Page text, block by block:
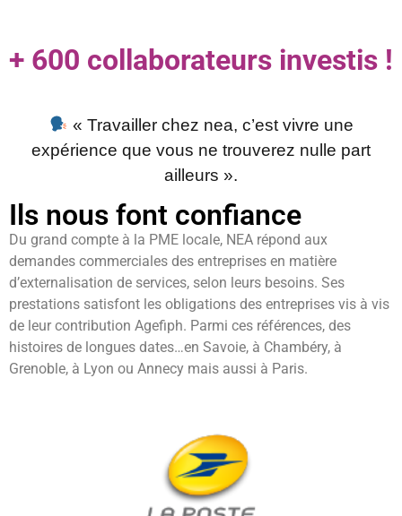
+ 600 collaborateurs investis !
« Travailler chez nea, c’est vivre une
expérience que vous ne trouverez nulle part
ailleurs ».
Ils nous font confiance
Du grand compte à la PME locale, NEA répond aux
demandes commerciales des entreprises en matière
d’externalisation de services, selon leurs besoins. Ses
prestations satisfont les obligations des entreprises vis à vis
de leur contribution Agefiph. Parmi ces références, des
histoires de longues dates…en Savoie, à Chambéry, à
Grenoble, à Lyon ou Annecy mais aussi à Paris.